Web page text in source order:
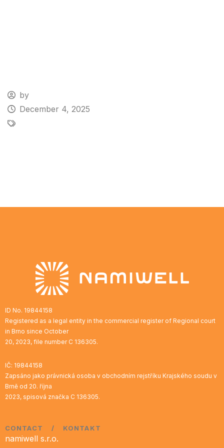
by
December 4, 2025
ID No. 19844158
Registered as a legal entity in the commercial register of Regional court
in Brno since October
20, 2023, file number C 136305.
IČ: 19844158
Zapsáno jako právnická osoba v obchodním rejstříku Krajského soudu v
Brně od 20. října
2023, spisová značka C 136305.
CONTACT / KONTAKT
namiwell s.r.o.